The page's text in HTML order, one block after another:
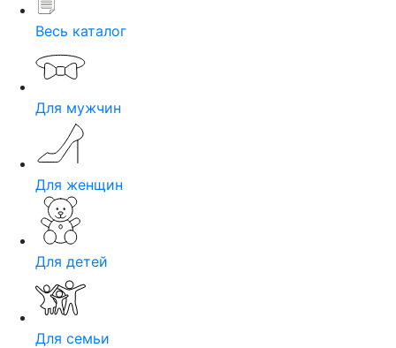
Весь каталог
Для мужчин
Для женщин
Для детей
Для семьи